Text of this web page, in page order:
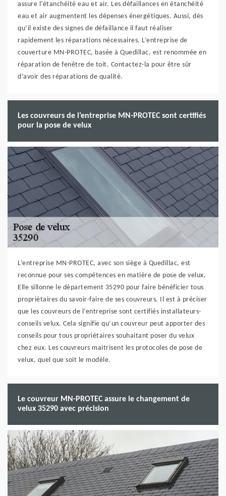
assure l’étanchéité eau et air. Les défaillances en étanchéité
eau et air augmentent les dépenses énergétiques. Aussi, dès
qu’il existe des signes de défaillance il faut réaliser
rapidement les réparations nécessaires. L’entreprise de
couverture MN-PROTEC, basée à Quedillac, est renommée en
réparation de fenêtre de toit. Contactez-la pour être sûr
d’avoir des réparations de qualité.
Les couvreurs de l’entreprise MN-PROTEC sont certifiés
pour la pose de velux
L’entreprise MN-PROTEC, avec son siège à Quedillac, est
reconnue pour ses compétences en matière de pose de velux.
Elle sillonne le département 35290 pour faire bénéficier tous
propriétaires du savoir-faire de ses couvreurs. Il est à préciser
que les couvreurs de l’entreprise sont certifiés installateurs-
conseils velux. Cela signifie qu’un couvreur peut apporter des
conseils pour tous propriétaires souhaitant poser du velux
chez eux. Les couvreurs maitrisent les protocoles de pose de
velux, quel que soit le modèle.
Le couvreur MN-PROTEC assure le changement de
velux 35290 avec précision